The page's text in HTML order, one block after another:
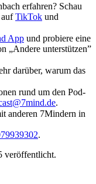
erfahren? Schau
aufTikTok und
App und probiere eine
„Andere unterstützen”
darüber, warum das
rund um den Pod­
.
anderen 7Mindern in
.
veröffentlicht.